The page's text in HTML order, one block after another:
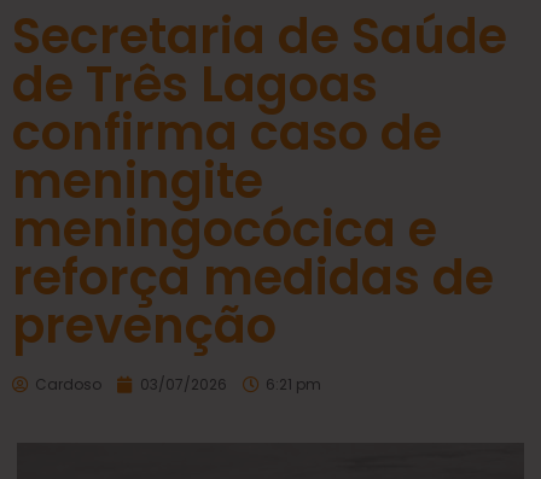
Secretaria de Saúde
de Três Lagoas
confirma caso de
meningite
meningocócica e
reforça medidas de
prevenção
Cardoso 03/07/2026 6:21 pm